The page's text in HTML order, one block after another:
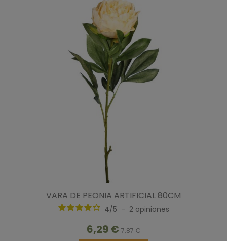
VARA DE PEONIA ARTIFICIAL 80CM
4/5 - 2 opiniones
6,29 € 7,87 €